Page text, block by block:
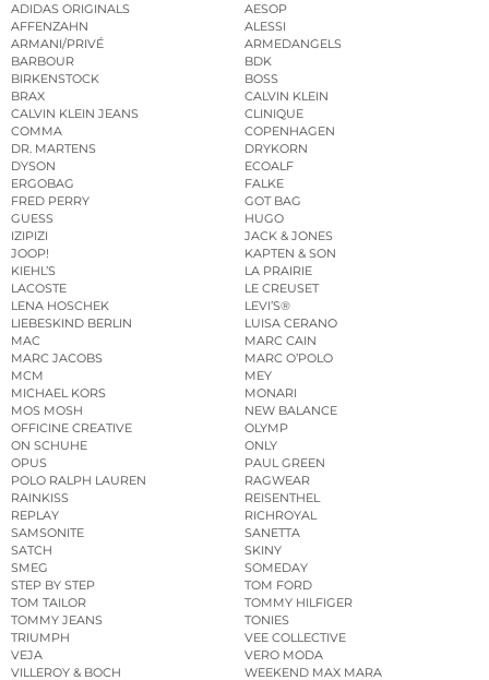
ADIDAS ORIGINALS
AESOP
AFFENZAHN
ALESSI
ARMANI/PRIVÉ
ARMEDANGELS
BARBOUR
BDK
BIRKENSTOCK
BOSS
BRAX
CALVIN KLEIN
CALVIN KLEIN JEANS
CLINIQUE
COMMA
COPENHAGEN
DR. MARTENS
DRYKORN
DYSON
ECOALF
ERGOBAG
FALKE
FRED PERRY
GOT BAG
GUESS
HUGO
IZIPIZI
JACK & JONES
JOOP!
KAPTEN & SON
KIEHL’S
LA PRAIRIE
LACOSTE
LE CREUSET
LENA HOSCHEK
LEVI’S®
LIEBESKIND BERLIN
LUISA CERANO
MAC
MARC CAIN
MARC JACOBS
MARC O’POLO
MCM
MEY
MICHAEL KORS
MONARI
MOS MOSH
NEW BALANCE
OFFICINE CREATIVE
OLYMP
ON SCHUHE
ONLY
OPUS
PAUL GREEN
POLO RALPH LAUREN
RAGWEAR
RAINKISS
REISENTHEL
REPLAY
RICHROYAL
SAMSONITE
SANETTA
SATCH
SKINY
SMEG
SOMEDAY
STEP BY STEP
TOM FORD
TOM TAILOR
TOMMY HILFIGER
TOMMY JEANS
TONIES
TRIUMPH
VEE COLLECTIVE
VEJA
VERO MODA
VILLEROY & BOCH
WEEKEND MAX MARA